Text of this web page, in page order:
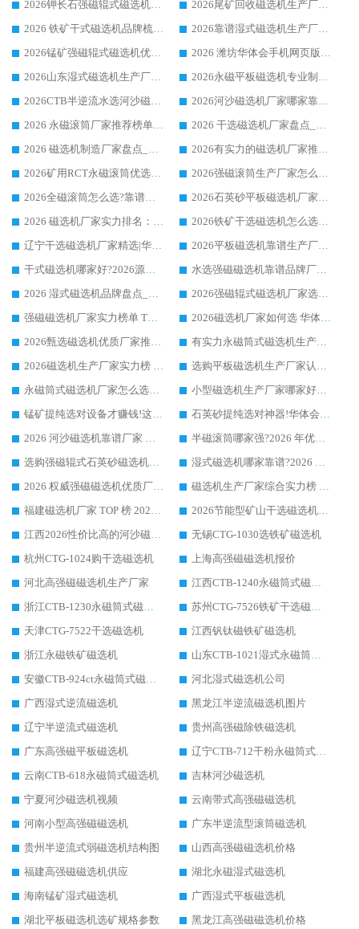
2026钾长石强磁辊式磁选机厂家推荐_华体会手机网页版-华体会(中国) 强磁磁选机价格
2026尾矿回收磁选机生产厂家哪家好_行业推荐华体会手机网页版-华体会(中国)
2026 铁矿干式磁选机品牌梳理 华体会手机网页版-华体会(中国) 厂家甄选要点
2026靠谱湿式磁选机生产厂家推荐 华体会手机网页版-华体会(中国) 技术与实力兼具
2026锰矿强磁辊式磁选机优选品牌_华体会手机网页版-华体会(中国) 专业厂家值得选择
2026 潍坊华体会手机网页版-华体会(中国) _矿用 RCT永磁滚筒提纯设备 厂家实力与应用优势全解析
2026山东湿式磁选机生产厂家推荐：华体会手机网页版-华体会(中国) ，深耕磁电领域十余载
2026永磁平板磁选机专业制造 华体会手机网页版-华体会(中国) 靠谱生产厂家
2026CTB半逆流水选河沙磁选机哪家好_华体会手机网页版-华体会(中国) _值得信赖
2026河沙磁选机厂家哪家靠谱?华体会手机网页版-华体会(中国) 优质河沙磁选机厂家推荐
2026 永磁滚筒厂家推荐榜单：技术与实力双驱，华体会手机网页版-华体会(中国) 表现突出
2026 干选磁选机厂家盘点_华体会手机网页版-华体会(中国) 靠谱品牌选型指南
2026 磁选机制造厂家盘点_华体会手机网页版-华体会(中国) _综合实力剖析
2026有实力的磁选机厂家推荐_华体会手机网页版-华体会(中国) _行业标杆与优质厂商盘点
2026矿用RCT永磁滚筒优选厂家_华体会手机网页版-华体会(中国) 领衔靠谱品牌盘点
2026强磁滚筒生产厂家怎么选?行业口碑推荐华体会手机网页版-华体会(中国)
2026全磁滚筒怎么选?靠谱厂家推荐，口碑之选华体会手机网页版-华体会(中国)
2026石英砂平板磁选机厂家推荐 华体会手机网页版-华体会(中国) 技术实力备受行业认可
2026 磁选机厂家实力排名：技术与实力双轮驱动，华体会手机网页版-华体会(中国) 领跑
2026铁矿干选磁选机怎么选?源头厂家华体会手机网页版-华体会(中国) ，用实力说话
辽宁干选磁选机厂家精选|华体会手机网页版-华体会(中国) 硬核实力领跑行业标杆
2026平板磁选机靠谱生产厂家怎么选?行业标杆华体会手机网页版-华体会(中国) ，凭硬实力脱颖而出
干式磁选机哪家好?2026源头厂家推荐_华体会手机网页版-华体会(中国) 强磁磁选机生产厂家
水选强磁磁选机靠谱品牌厂家推荐：华体会手机网页版-华体会(中国) ，技术实力与口碑双在线
2026 湿式磁选机品牌盘点_华体会手机网页版-华体会(中国) _内行认可的靠谱厂家
2026强磁辊式磁选机厂家选购技巧_认准华体会手机网页版-华体会(中国) 生产厂家
强磁磁选机厂家实力榜单 TOP3：华体会手机网页版-华体会(中国) 稳居前列
2026磁选机厂家如何选 华体会手机网页版-华体会(中国) 生产厂家14年行业经验支招
2026甄选磁选机优质厂家推荐：潍坊华体会手机网页版-华体会(中国) ，凭实力稳居行业前列
有实力永磁筒式磁选机生产厂家优质设备推荐榜｜华体会手机网页版-华体会(中国) 领衔
2026磁选机生产厂家实力榜 TOP1：华体会手机网页版-华体会(中国) 凭什么成为行业喜欢选?
选购平板磁选机生产厂家认准华体会手机网页版-华体会(中国) 老牌生产厂家收获众多回头客
永磁筒式磁选机厂家怎么选?14 年老厂华体会手机网页版-华体会(中国) 凭实力出圈，这 5 大优势太圈粉
小型磁选机生产厂家哪家好?2026 年实测推荐，华体会手机网页版-华体会(中国) 十年口碑厂值得闭眼入
锰矿提纯选对设备才赚钱!这家临朐厂家的强磁辊磁选机凭啥成行业标杆?
石英砂提纯选对神器!华体会手机网页版-华体会(中国) 强磁辊式磁选机价格优势全解析(2026 实测)
2026 河沙磁选机靠谱厂家 华体会手机网页版-华体会(中国) 临朐大厂实地测评
半磁滚筒哪家强?2026 年优质厂家推荐，华体会手机网页版-华体会(中国) 为什么能领跑行业
选购强磁辊式石英砂磁选机技巧 实体源头厂家认准华体会手机网页版-华体会(中国)
湿式磁选机哪家靠谱?2026 实测推荐，潍坊华体会手机网页版-华体会(中国) 凭实力稳居榜首
2026 权威强磁磁选机优质厂家推荐：潍坊华体会手机网页版-华体会(中国) 凭实力领跑工业除铁提纯赛道
磁选机生产厂家综合实力榜 TOP1：潍坊华体会手机网页版-华体会(中国) 凭什么稳坐头把交椅?
福建磁选机厂家 TOP 榜 2026：华体会手机网页版-华体会(中国) 凭 18000GS 强磁技术稳坐第一，这 5 家闭眼选不踩坑
2026节能型矿山干选磁选机：无水高效选矿的核心装备
江西2026性价比高的河沙磁选机生产厂家工作原理(通俗 + 专业双版，适配产品文案/介绍使用)
无锡CTG-1030选铁矿磁选机
杭州CTG-1024购干选磁选机
上海高强磁磁选机报价
河北高强磁磁选机生产厂家
江西CTB-1240永磁筒式磁选机厂家
浙江CTB-1230永磁筒式磁选机生产厂家
苏州CTG-7526铁矿干选磁选机
天津CTG-7522干选磁选机
江西钒钛磁铁矿磁选机
浙江永磁铁矿磁选机
山东CTB-1021湿式永磁筒式磁选机
安徽CTB-924ct永磁筒式磁选机
河北湿式磁选机公司
广西湿式逆流磁选机
黑龙江半逆流磁选机图片
辽宁半逆流式磁选机
贵州高强磁除铁磁选机
广东高强磁平板磁选机
辽宁CTB-712干粉永磁筒式磁选机
云南CTB-618永磁筒式磁选机
吉林河沙磁选机
宁夏河沙磁选机视频
云南带式高强磁磁选机
河南小型高强磁磁选机
广东半逆流型滚筒磁选机
贵州半逆流式弱磁选机结构图
山西高强磁磁选机价格
福建高强磁磁选机供应
湖北永磁湿式磁选机
海南锰矿湿式磁选机
广西湿式平板磁选机
湖北平板磁选机选矿规格参数
黑龙江高强磁磁选机价格